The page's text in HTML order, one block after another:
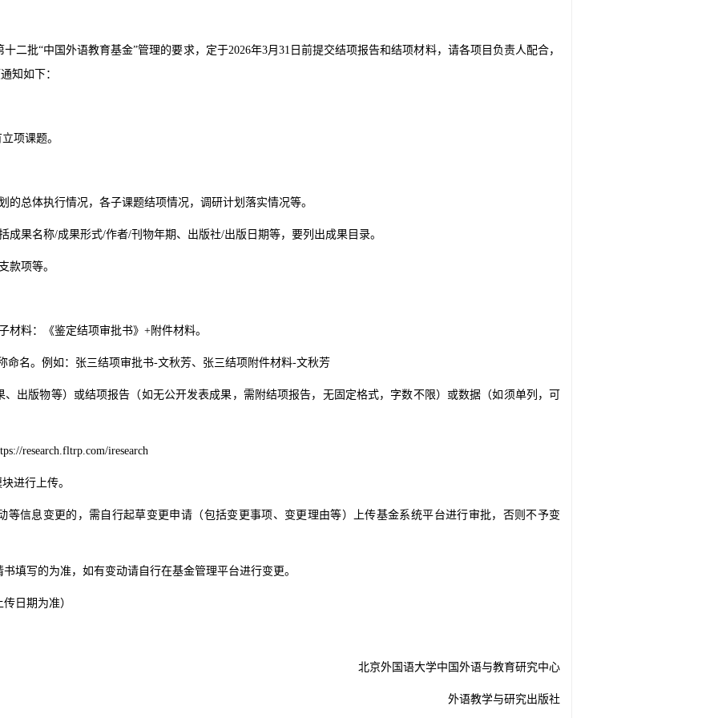
十二批“中国外语教育基金”管理的要求，定于2026年3月 31 日前提交结项报告和结项材料，请各项目负责人配合，
知如下：
项课题。
的总体执行情况，各子课题结项情况，调研计划落实情况等。
成果名称/成果形式/作者/刊物年期、出版社/出版日期等，要列出成果目录。
款项等。
材料：《鉴定结项审批书》 +附件材料。
命名。例如：张三结项审批书-文秋芳、张三结项附件材料-文秋芳
出版物等）或结项报告（如无公开发表成果，需附结项报告，无固定格式，字数不限）或数据（如须单列，可
research.fltrp.com/iresearch
进行上传。
等信息变更的，需自行起草变更申请（包括变更事项、变更理由等）上传基金系统平台进行审批，否则不予变
填写的为准，如有变动请自行在基金管理平台进行变更。
日期为准）
北京外国语大学中国外语与教育研究中心
外语教学与研究出版社